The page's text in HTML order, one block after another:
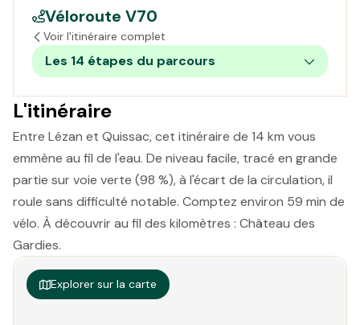
Véloroute V70
Voir l'itinéraire complet
Les 14 étapes du parcours
L'itinéraire
Entre Lézan et Quissac, cet itinéraire de 14 km vous
emmène au fil de l'eau. De niveau facile, tracé en grande
partie sur voie verte (98 %), à l'écart de la circulation, il
roule sans difficulté notable. Comptez environ 59 min de
vélo. À découvrir au fil des kilomètres : Château des
Gardies.
Explorer sur la carte